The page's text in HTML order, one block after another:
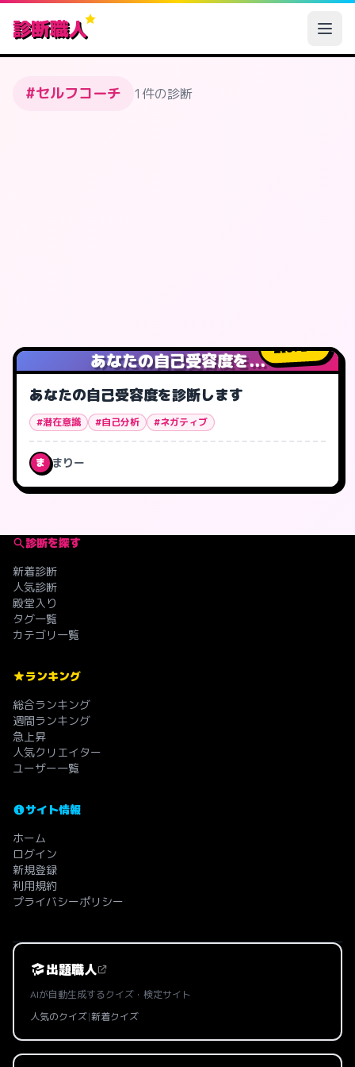
診断職人
#セルフコーチ 1件の診断
あなたの自己受容度を...
672人
あなたの自己受容度を診断します
#潜在意識 #自己分析 #ネガティブ
ま まりー
診断を探す
新着診断
人気診断
殿堂入り
タグ一覧
カテゴリ一覧
ランキング
総合ランキング
週間ランキング
急上昇
人気クリエイター
ユーザー一覧
サイト情報
ホーム
ログイン
新規登録
利用規約
プライバシーポリシー
出題職人
AIが自動生成するクイズ・検定サイト
人気のクイズ|新着クイズ